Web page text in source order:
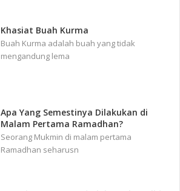
Khasiat Buah Kurma
Buah Kurma adalah buah yang tidak
mengandung lema
Apa Yang Semestinya Dilakukan di
Malam Pertama Ramadhan?
Seorang Mukmin di malam pertama
Ramadhan seharusn